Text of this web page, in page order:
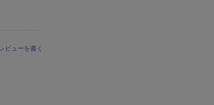
レビューを書く